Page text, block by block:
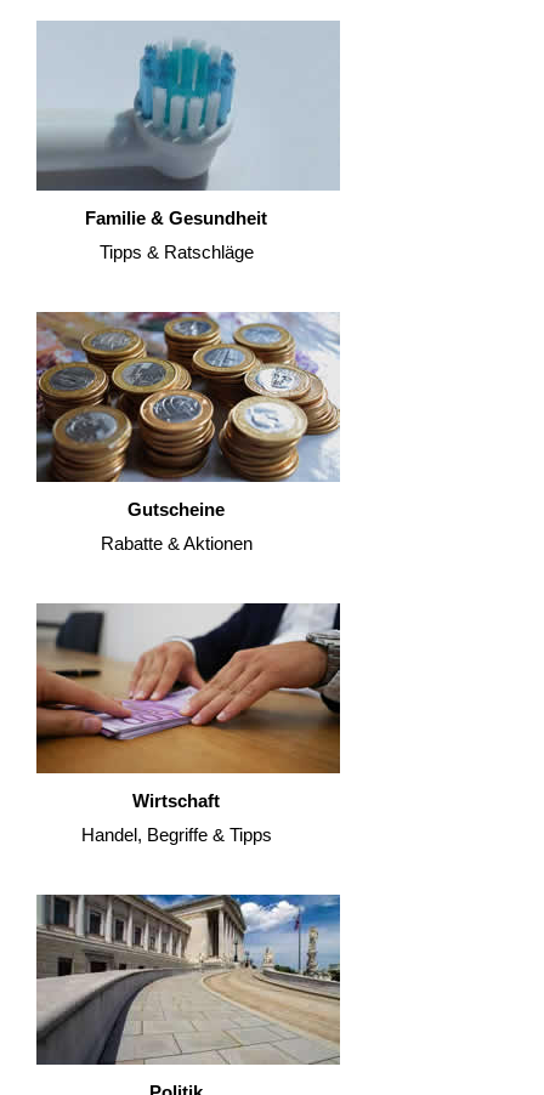
Familie & Gesundheit
Tipps & Ratschläge
Gutscheine
Rabatte & Aktionen
Wirtschaft
Handel, Begriffe & Tipps